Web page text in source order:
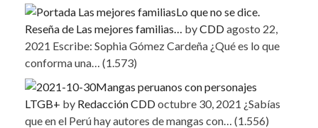
Lo que no se dice.
Reseña de Las mejores familias…
byCDDagosto 22,
2021 Escribe: Sophia Gómez Cardeña ¿Qué es lo que
conforma una…
(1.573)
Mangas peruanos con personajes
LTGB+ by Redacción CDDoctubre 30, 2021 ¿Sabías
que en el Perú hay autores de mangas con…
(1.556)